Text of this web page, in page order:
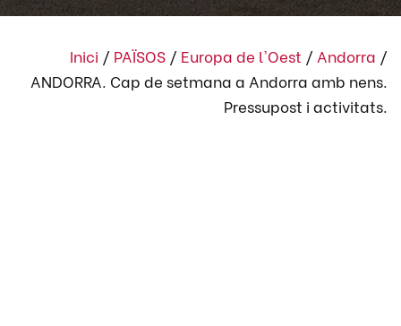
Inici / PAÏSOS / Europa de l'Oest / Andorra /
ANDORRA. Cap de setmana a Andorra amb nens.
Pressupost i activitats.